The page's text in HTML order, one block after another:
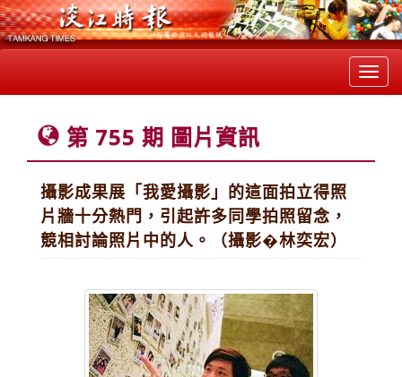
第 755 期 圖片資訊
攝影成果展「我愛攝影」的這面拍立得照
片牆十分熱門，引起許多同學拍照留念，
競相討論照片中的人。（攝影�林奕宏）